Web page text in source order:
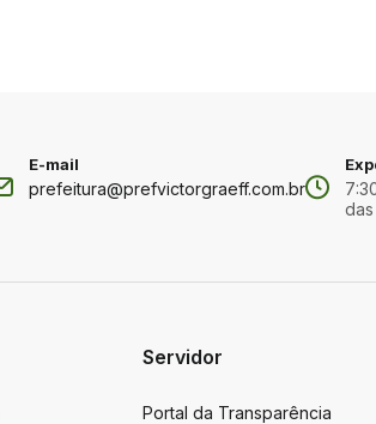
E-mail
prefeitura@prefvictorgraeff.com.br
Servidor
Portal da Transparência